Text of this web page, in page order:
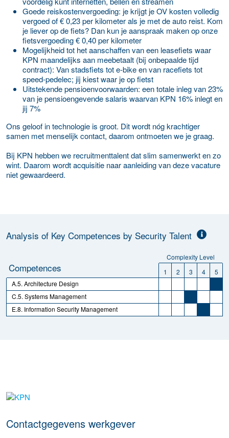
Goede reiskostenvergoeding: je krijgt je OV kosten volledig
vergoed of € 0,23 per kilometer als je met de auto reist. Kom
je liever op de fiets? Dan kun je aanspraak maken op onze
fietsvergoeding € 0,40 per kilometer
Mogelijkheid tot het aanschaffen van een leasefiets waar
KPN maandelijks aan meebetaalt (bij onbepaalde tijd
contract): Van stadsfiets tot e-bike en van racefiets tot
speed-pedelec; jij kiest waar je op fietst
Uitstekende pensioenvoorwaarden: een totale inleg van 23%
van je pensioengevende salaris waarvan KPN 16% inlegt en
jij 7%
Ons geloof in technologie is groot. Dit wordt nóg krachtiger
samen met menselijk contact, daarom ontmoeten we je graag.
Bij KPN hebben we recruitmenttalent dat slim samenwerkt en zo
wint. Daarom wordt acquisitie naar aanleiding van deze vacature
niet gewaardeerd.
Analysis of Key Competences by Security Talent
Complexity Level
Competences 1 2 3 4
5
A.5. Architecture Design
C.5. Systems Management
E.8. Information Security Management
Meer werkgever details
Contactgegevens werkgever